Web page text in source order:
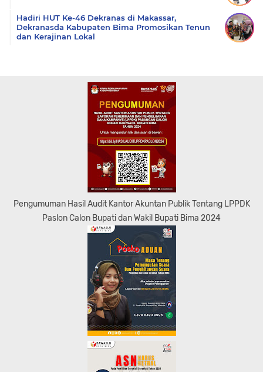
Hadiri HUT Ke-46 Dekranas di Makassar,
Dekranasda Kabupaten Bima Promosikan Tenun
dan Kerajinan Lokal
Pengumuman Hasil Audit Kantor Akuntan Publik Tentang LPPDK
Paslon Calon Bupati dan Wakil Bupati Bima 2024